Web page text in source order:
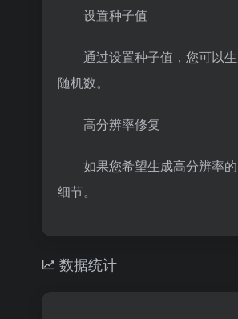
设置种子值
通过设置种子值，您可以
随机数。
高分辨率修复
如果您希望生成高分辨率
细节。
数据统计